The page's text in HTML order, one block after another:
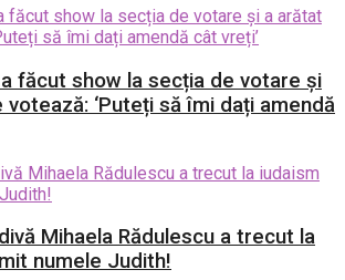
făcut show la secția de votare și
‘Puteți să îmi dați amendă
Mihaela Rădulescu a trecut la
numele Judith!